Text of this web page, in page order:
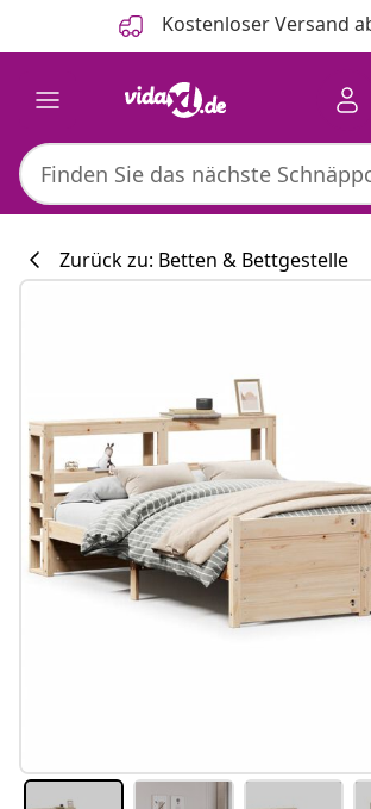
Kostenloser Versand
Zurück zu: Betten & Bettgestelle